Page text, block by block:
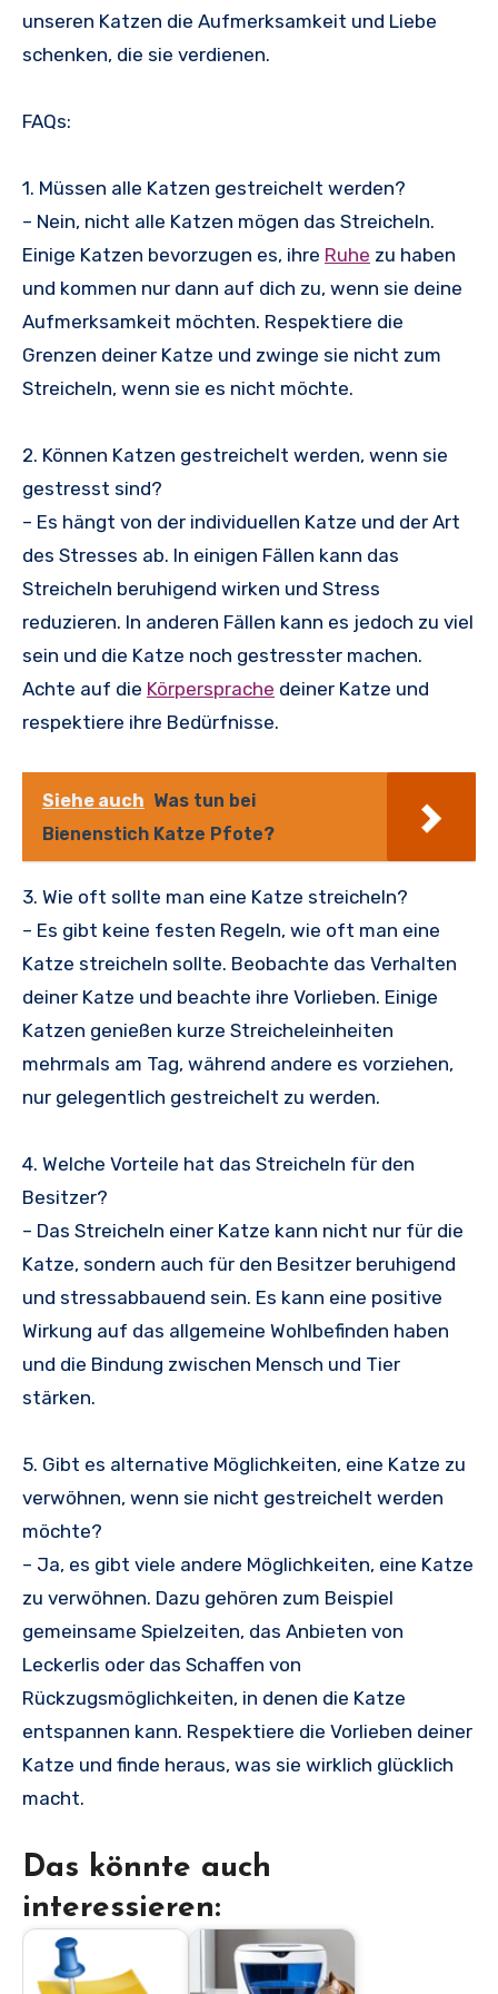
unseren Katzen die Aufmerksamkeit und Liebe
schenken, die sie verdienen.
FAQs:
1. Müssen alle Katzen gestreichelt werden?
– Nein, nicht alle Katzen mögen das Streicheln.
Einige Katzen bevorzugen es, ihre Ruhe zu haben
und kommen nur dann auf dich zu, wenn sie deine
Aufmerksamkeit möchten. Respektiere die
Grenzen deiner Katze und zwinge sie nicht zum
Streicheln, wenn sie es nicht möchte.
2. Können Katzen gestreichelt werden, wenn sie
gestresst sind?
– Es hängt von der individuellen Katze und der Art
des Stresses ab. In einigen Fällen kann das
Streicheln beruhigend wirken und Stress
reduzieren. In anderen Fällen kann es jedoch zu viel
sein und die Katze noch gestresster machen.
Achte auf die Körpersprache deiner Katze und
respektiere ihre Bedürfnisse.
Siehe auch Was tun bei
Bienenstich Katze Pfote?
3. Wie oft sollte man eine Katze streicheln?
– Es gibt keine festen Regeln, wie oft man eine
Katze streicheln sollte. Beobachte das Verhalten
deiner Katze und beachte ihre Vorlieben. Einige
Katzen genießen kurze Streicheleinheiten
mehrmals am Tag, während andere es vorziehen,
nur gelegentlich gestreichelt zu werden.
4. Welche Vorteile hat das Streicheln für den
Besitzer?
– Das Streicheln einer Katze kann nicht nur für die
Katze, sondern auch für den Besitzer beruhigend
und stressabbauend sein. Es kann eine positive
Wirkung auf das allgemeine Wohlbefinden haben
und die Bindung zwischen Mensch und Tier
stärken.
5. Gibt es alternative Möglichkeiten, eine Katze zu
verwöhnen, wenn sie nicht gestreichelt werden
möchte?
– Ja, es gibt viele andere Möglichkeiten, eine Katze
zu verwöhnen. Dazu gehören zum Beispiel
gemeinsame Spielzeiten, das Anbieten von
Leckerlis oder das Schaffen von
Rückzugsmöglichkeiten, in denen die Katze
entspannen kann. Respektiere die Vorlieben deiner
Katze und finde heraus, was sie wirklich glücklich
macht.
Das könnte auch
interessieren: